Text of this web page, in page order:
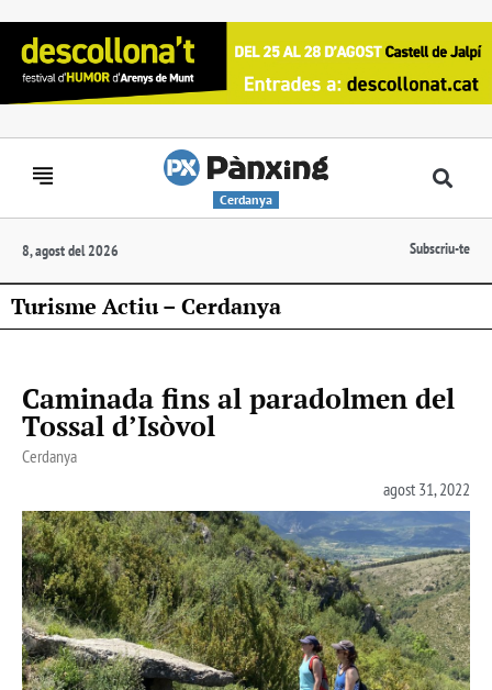
Cerdanya
8, agost del 2026 Subscriu-te
Turisme Actiu – Cerdanya
Caminada fins al paradolmen del
Tossal d’Isòvol
Cerdanya
agost 31, 2022